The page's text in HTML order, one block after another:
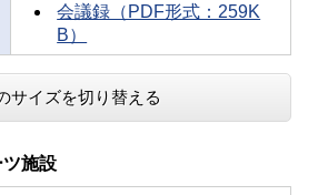
会議録（PDF形式：259K
B）
サイズを切り替える
施設